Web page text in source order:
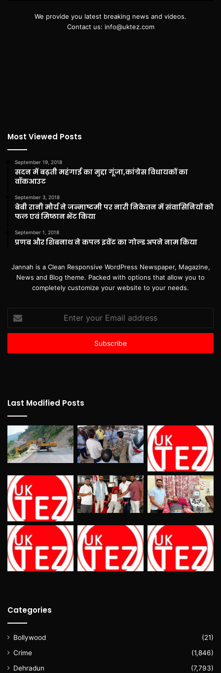
We provide you latest breaking news and videos.
Contact us: info@uktez.com
Most Viewed Posts
September 19, 2018
सदन में बढ़ती महंगाई का मुद्दा गूंजा,कांग्रेस विधायकों का
वॉकआउट
September 3, 2018
बेबी रानी मौर्य ने जन्माष्टमी पर नारी निकेतन में संवासिनियों को
फल एवं मिष्ठान भेंट किया
September 1, 2018
प्रणब और शिबनाथ ने कपल इवेंट का गोल्ड अपने नाम किया
Jannah is a Clean Responsive WordPress Newspaper, Magazine,
News and Blog theme. Packed with options that allow you to
completely customize your website to your needs.
your
Email
Last Modified Posts
Categories
Bollywood
(21)
Crime
(1,846)
Dehradun
(7,793)